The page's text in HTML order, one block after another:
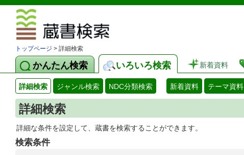
トップページ > 詳細検索
かんたん検索 いろいろ検索 新着資料
詳細検索 ジャンル検索 NDC分類検索 新着資料 テーマ資料
詳細検索
詳細な条件を設定して、蔵書を検索することができます。
検索条件